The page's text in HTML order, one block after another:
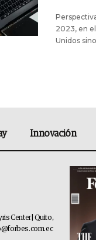
2023, en
Unidos
Innovación
Center | Quito,